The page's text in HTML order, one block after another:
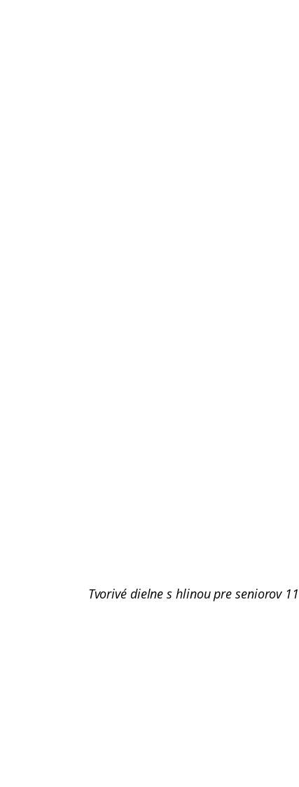
Tvorivé dielne s hlinou pre seniorov 11